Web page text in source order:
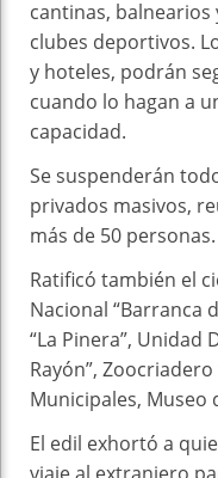
cantinas, balnearios
clubes deportivos.
y hoteles, podrán
cuando lo hagan a
capacidad.
Se suspenderán
privados masivos,
más de 50 personas.
Ratificó también el
Nacional “Barranca
“La Pinera”, Unidad
Rayón”, Zoocriadero
Municipales, Museo
El edil exhortó a